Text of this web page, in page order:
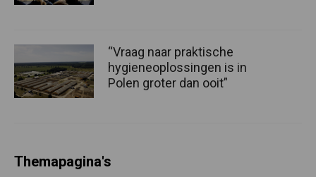
“Vraag naar praktische
hygieneoplossingen is in
Polen groter dan ooit”
Themapagina's